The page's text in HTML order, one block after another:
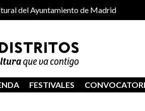
del Ayuntamiento de Madrid
FESTIVALES